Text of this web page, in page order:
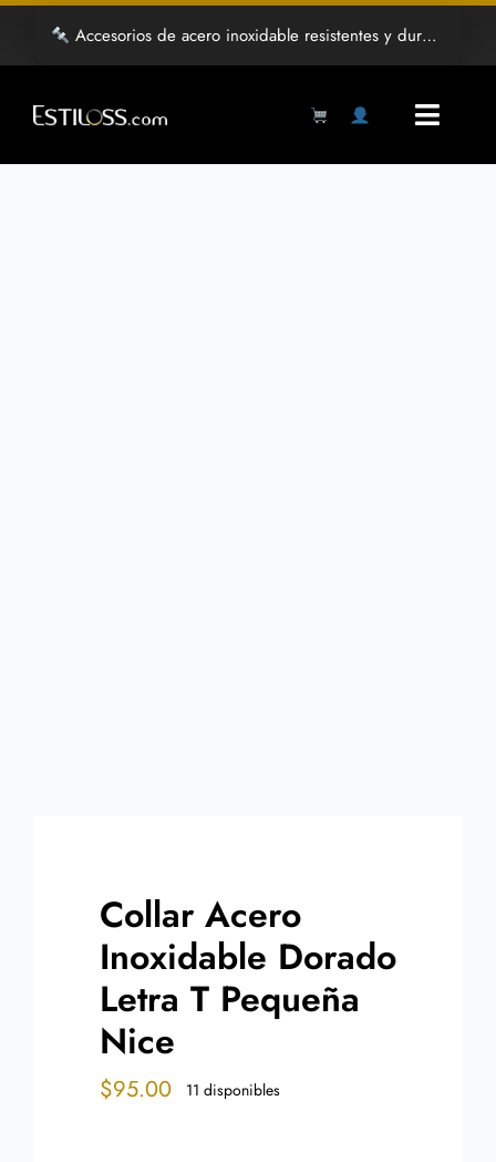
Saltar
contenido
Accesorios de acero inoxidable resistentes y duraderos
Collar Acero
Inoxidable Dorado
Letra T Pequeña
Nice
$95.00 11 disponibles